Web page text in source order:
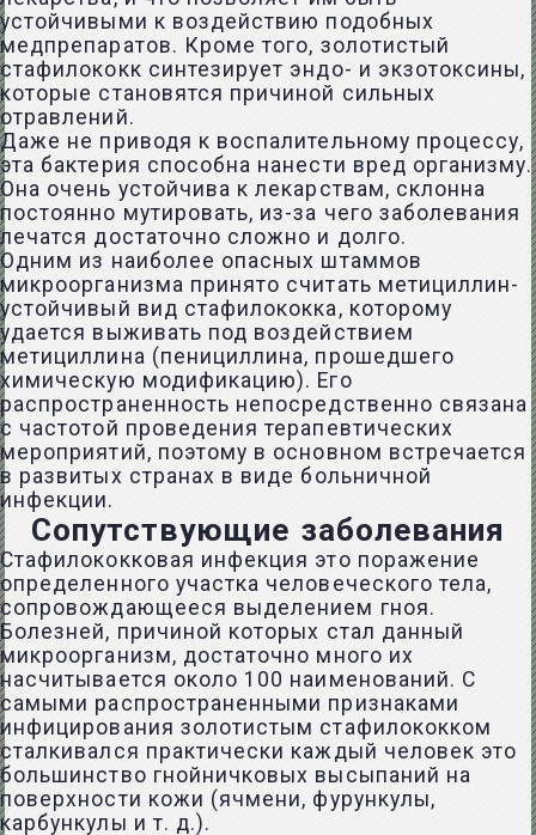
устойчивыми к воздействию подобных
медпрепаратов. Кроме того, золотистый
стафилококк синтезирует эндо- и экзотоксины,
которые становятся причиной сильных
отравлений.
Даже не приводя к воспалительному процессу,
эта бактерия способна нанести вред организму.
Она очень устойчива к лекарствам, склонна
постоянно мутировать, из-за чего заболевания
лечатся достаточно сложно и долго.
Одним из наиболее опасных штаммов
микроорганизма принято считать метициллин-
устойчивый вид стафилококка, которому
удается выживать под воздействием
метициллина (пенициллина, прошедшего
химическую модификацию). Его
распространенность непосредственно связана
с частотой проведения терапевтических
мероприятий, поэтому в основном встречается
в развитых странах в виде больничной
инфекции.
Сопутствующие заболевания
Стафилококковая инфекция это поражение
определенного участка человеческого тела,
сопровождающееся выделением гноя.
Болезней, причиной которых стал данный
микроорганизм, достаточно много их
насчитывается около 100 наименований. С
самыми распространенными признаками
инфицирования золотистым стафилококком
сталкивался практически каждый человек это
большинство гнойничковых высыпаний на
поверхности кожи (ячмени, фурункулы,
карбункулы и т. д.).